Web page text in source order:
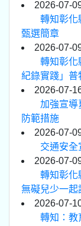
2026-07-
轉知彰化
甄選簡章
2026-07-
轉知彰化
紀錄實踐」普
2026-07-
加強宣導
防範措施
2026-07-
交通安全
2026-07-
轉知彰
無礙兒少一起
2026-07-
轉知：教